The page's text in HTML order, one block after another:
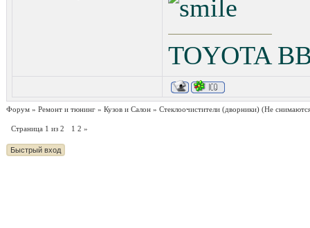
TOYOTA
Форум » Ремонт и тюнинг » Кузов и Салон » Стеклоочистители (дворники) (Не
Страница 1 из 2 1 2 »